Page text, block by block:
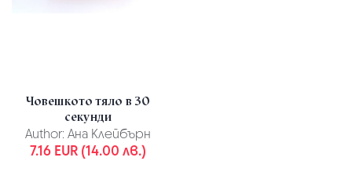
Човешкото тяло в 30
секунди
Author: Ана Клейбърн
7.16 EUR (14.00 лв.)